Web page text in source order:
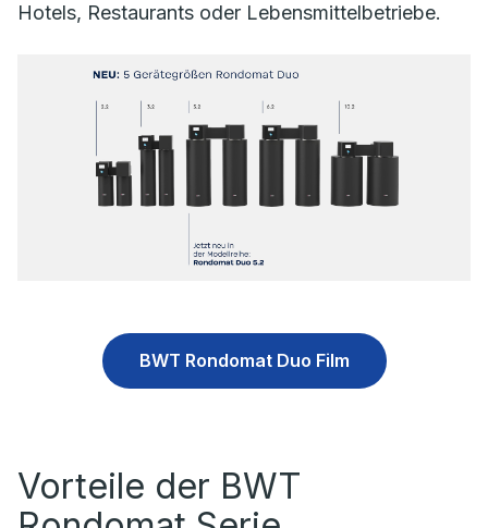
Hotels, Restaurants oder Lebensmittelbetriebe.
BWT Rondomat Duo Film
Vorteile der BWT